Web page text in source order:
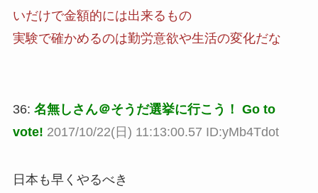
いだけで金額的には出来るもの
実験で確かめるのは勤労意欲や生活の変化だな
36: 名無しさん＠そうだ選挙に行こう！ Go to
vote! 2017/10/22(日) 11:13:00.57 ID:yMb4Tdot
日本も早くやるべき